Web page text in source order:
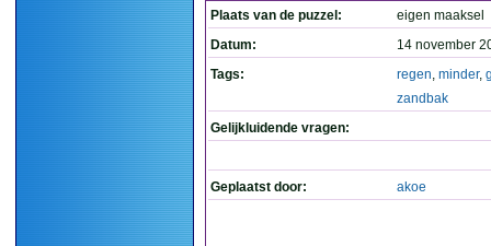
Plaats van de puzzel:
eigen maaksel
Datum:
14 november
Tags:
regen, minder,
zandbak
Gelijkluidende vragen:
Geplaatst door: akoe